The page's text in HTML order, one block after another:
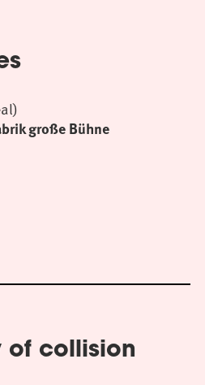
große Bühne
of collision